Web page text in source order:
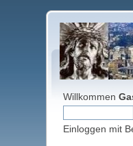
Willkommen
Einloggen mit